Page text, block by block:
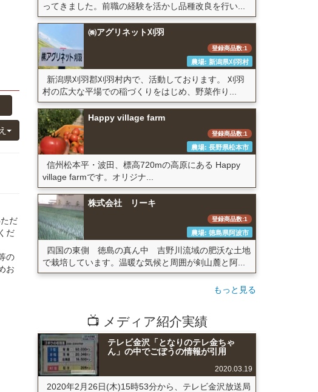
だ
だ
の
お
ってきました。前職の経験を活かし品種改良を行い...
㈱アグリネット刈羽
登録商品数:1
農場: 新潟県刈羽村
新潟県刈羽郡刈羽村内で、活動しております。 刈羽
村の広大な平場での稲づくりをはじめ、野菜作り...
Happy village farm
登録商品数:1
農場: 長野県松本市
信州松本平・波田、標高720mの高原にある Happy
village farmです。オリジナ...
株式会社 リーキ
登録商品数:1
農場: 徳島県阿波市
四国の東側 徳島の真ん中 吉野川流域の肥沃な土地
で栽培しています。温暖な気候と周囲が剣山麓と阿...
もっと見る
📺 メディア紹介実績
テレビ金沢「となりのテレ金ちゃ
ん」の中でごぼうの情報が引用
2020.03.19
2020年2月26日(木)15時53分から、テレビ金沢放送局